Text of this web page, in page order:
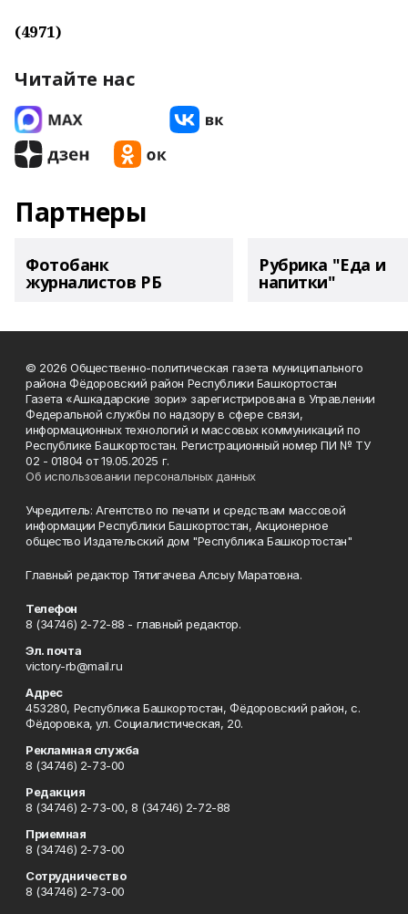
(4971)
Читайте нас
Партнеры
Фотобанк
журналистов РБ
Рубрика "Еда и
напитки"
© 2026 Общественно-политическая газета муниципального
района Фёдоровский район Республики Башкортостан
Газета «Ашкадарские зори» зарегистрирована в Управлении
Федеральной службы по надзору в сфере связи,
информационных технологий и массовых коммуникаций по
Республике Башкортостан. Регистрационный номер ПИ № ТУ
02 - 01804 от 19.05.2025 г.
Об использовании персональных данных
Учредитель: Агентство по печати и средствам массовой
информации Республики Башкортостан, Акционерное
общество Издательский дом "Республика Башкортостан"
Главный редактор Тятигачева Алсыу Маратовна.
Телефон
8 (34746) 2-72-88 - главный редактор.
Эл. почта
victory-rb@mail.ru
Адрес
453280, Республика Башкортостан, Фёдоровский район, с.
Фёдоровка, ул. Социалистическая, 20.
Рекламная служба
8 (34746) 2-73-00
Редакция
8 (34746) 2-73-00, 8 (34746) 2-72-88
Приемная
8 (34746) 2-73-00
Сотрудничество
8 (34746) 2-73-00